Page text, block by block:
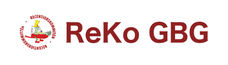
content